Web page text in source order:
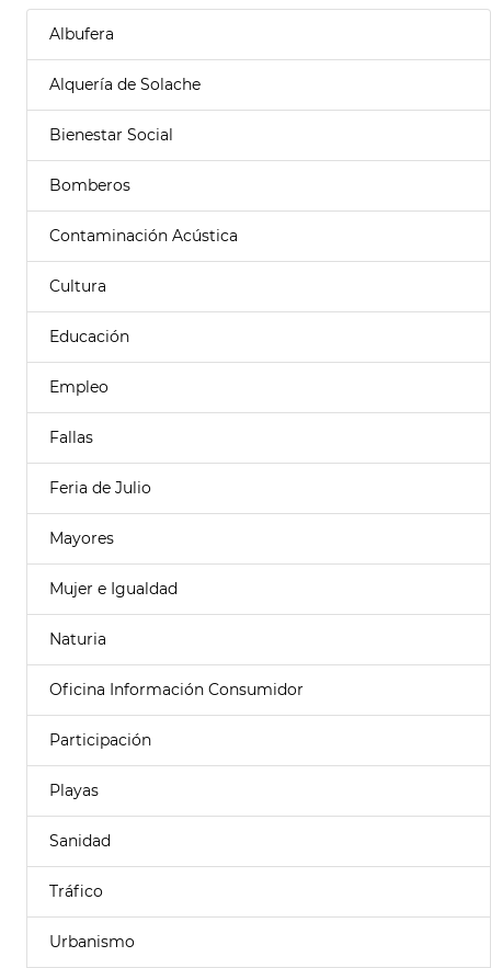
Albufera
Alquería de Solache
Bienestar Social
Bomberos
Contaminación Acústica
Cultura
Educación
Empleo
Fallas
Feria de Julio
Mayores
Mujer e Igualdad
Naturia
Oficina Información Consumidor
Participación
Playas
Sanidad
Tráfico
Urbanismo